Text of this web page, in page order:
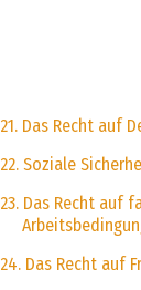
21. Das Recht auf
22. Soziale
23. Das Recht auf
24. Das Recht auf